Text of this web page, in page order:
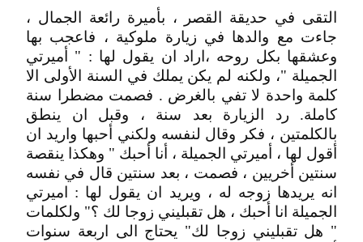
التقى في حديقة القصر ، بأميرة رائعة الجمال ،
جاءت مع والدها في زيارة ملوكية ، فاعجب بها
وعشقها بكل روحه ،اراد ان يقول لها : " أميرتي
الجميلة "، ولكنه لم يكن يملك في السنة الأولى الا
كلمة واحدة لا تفي بالغرض . فصمت مضطرا سنة
كاملة. رد الزيارة بعد سنة ، وقبل ان ينطق
بالكلمتين ، فكر وقال لنفسه ولكني أحبها واريد ان
أقول لها ، أميرتي الجميلة ، أنا أحبك " وهكذا ينقصة
سنتين أخريين ، فصمت ، بعد سنتين قال في نفسه
انه يريدها زوجه له ، ويريد ان يقول لها : اميرتي
الجميلة انا أحبك ، هل تقبليني زوجا لك ؟" ولكلمات
" هل تقبليني زوجا لك" يحتاج الى اربعة سنوات